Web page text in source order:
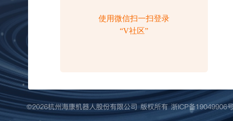
©️2026杭州海康机器人股份有限公司 版权所有浙ICP备19049906